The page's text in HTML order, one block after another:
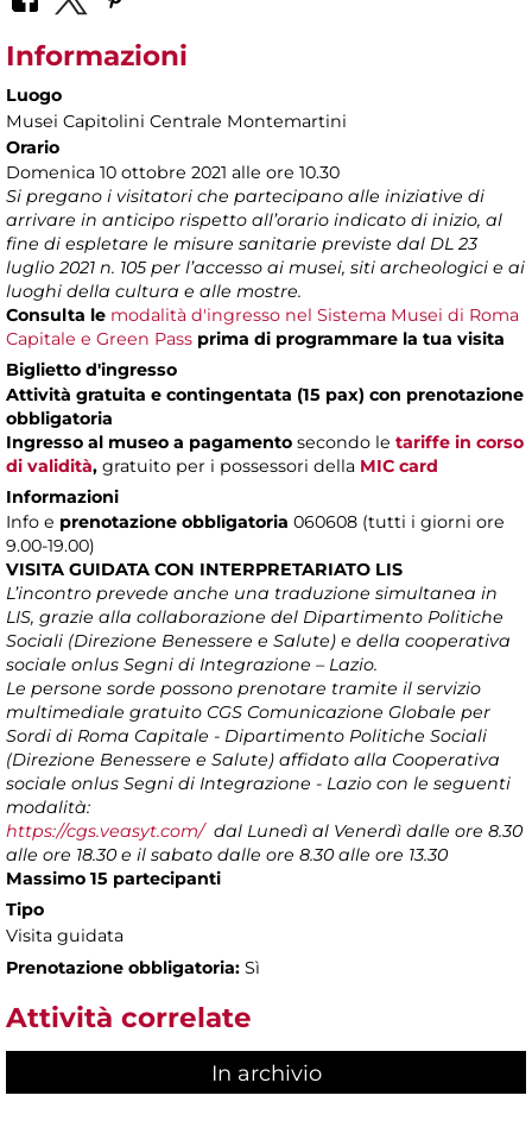
Informazioni
Luogo
Musei Capitolini Centrale Montemartini
Orario
Domenica 10 ottobre 2021 alle ore 10.30
Si pregano i visitatori che partecipano alle iniziative di
arrivare in anticipo rispetto all’orario indicato di inizio, al
fine di espletare le misure sanitarie previste dal DL 23
luglio 2021 n. 105 per l’accesso ai musei, siti archeologici e ai
luoghi della cultura e alle mostre.
Consulta le modalità d'ingresso nel Sistema Musei di Roma
Capitale e Green Pass prima di programmare la tua visita
Biglietto d'ingresso
Attività gratuita e contingentata (15 pax) con prenotazione
obbligatoria
Ingresso al museo a pagamento secondo le tariffe in corso
di validità, gratuito per i possessori della MIC card
Informazioni
Info e prenotazione obbligatoria 060608 (tutti i giorni ore
9.00-19.00)
VISITA GUIDATA CON INTERPRETARIATO LIS
L’incontro prevede anche una traduzione simultanea in
LIS, grazie alla collaborazione del Dipartimento Politiche
Sociali (Direzione Benessere e Salute) e della cooperativa
sociale onlus Segni di Integrazione – Lazio.
Le persone sorde possono prenotare tramite il servizio
multimediale gratuito CGS Comunicazione Globale per
Sordi di Roma Capitale - Dipartimento Politiche Sociali
(Direzione Benessere e Salute) affidato alla Cooperativa
sociale onlus Segni di Integrazione - Lazio con le seguenti
modalità:
https://cgs.veasyt.com/ dal Lunedì al Venerdì dalle ore 8.30
alle ore 18.30 e il sabato dalle ore 8.30 alle ore 13.30
Massimo 15 partecipanti
Tipo
Visita guidata
Prenotazione obbligatoria: Sì
Attività correlate
In archivio